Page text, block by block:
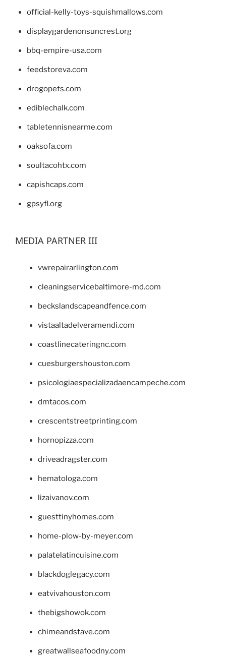
official-kelly-toys-squishmallows.com
displaygardenonsuncrest.org
bbq-empire-usa.com
feedstoreva.com
drogopets.com
ediblechalk.com
tabletennisnearme.com
oaksofa.com
soultacohtx.com
capishcaps.com
gpsyfl.org
MEDIA PARTNER III
vwrepairarlington.com
cleaningservicebaltimore-md.com
beckslandscapeandfence.com
vistaaltadelveramendi.com
coastlinecateringnc.com
cuesburgershouston.com
psicologiaespecializadaencampeche.com
dmtacos.com
crescentstreetprinting.com
hornopizza.com
driveadragster.com
hematologa.com
lizaivanov.com
guesttinyhomes.com
home-plow-by-meyer.com
palatelatincuisine.com
blackdoglegacy.com
eatvivahouston.com
thebigshowok.com
chimeandstave.com
greatwallseafoodny.com